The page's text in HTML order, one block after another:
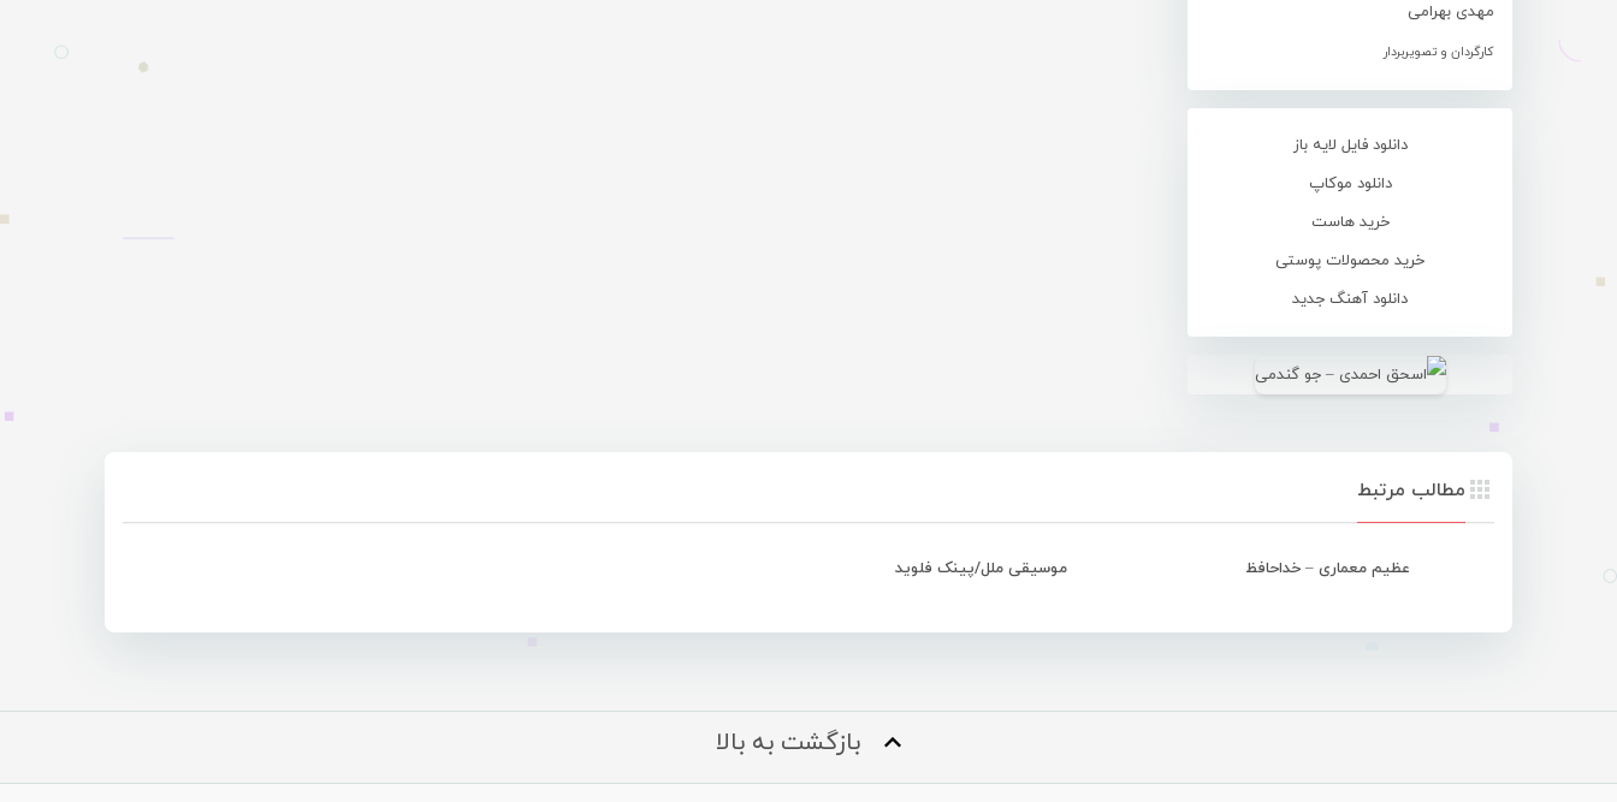
مهدی بهرامی
کارگردان و تصویربردار
دانلود فایل لایه باز
دانلود موکاپ
خرید هاست
خرید محصولات پوستی
دانلود آهنگ جدید
مطالب مرتبط
عظیم معماری – خداحافظ موسیقی ملل/پینک فلوید
بازگشت به بالا